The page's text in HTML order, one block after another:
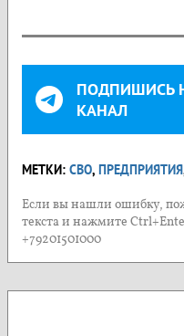
ПОДПИШИСЬ
КАНАЛ
МЕТКИ: СВО, ПРЕДПРИЯТИЯ
Если вы нашли ошибку,
текста и нажмите
+79201501000